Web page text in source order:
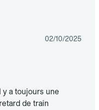
02/10/2025
y a toujours une
de train